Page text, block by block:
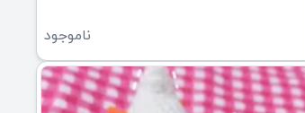
ناموجود